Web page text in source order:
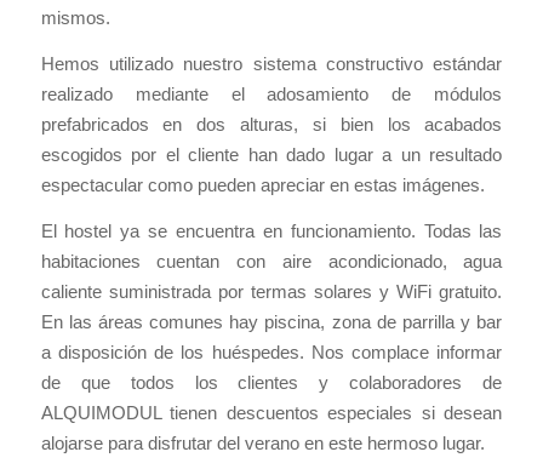
mismos.
Hemos utilizado nuestro sistema constructivo estándar
realizado mediante el adosamiento de módulos
prefabricados en dos alturas, si bien los acabados
escogidos por el cliente han dado lugar a un resultado
espectacular como pueden apreciar en estas imágenes.
El hostel ya se encuentra en funcionamiento. Todas las
habitaciones cuentan con aire acondicionado, agua
caliente suministrada por termas solares y WiFi gratuito.
En las áreas comunes hay piscina, zona de parrilla y bar
a disposición de los huéspedes. Nos complace informar
de que todos los clientes y colaboradores de
ALQUIMODUL tienen descuentos especiales si desean
alojarse para disfrutar del verano en este hermoso lugar.